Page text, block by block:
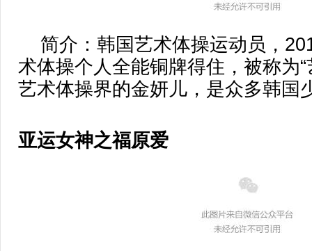
简介：韩国艺术体操运动员，
术体操个人全能铜牌得住，被称为
艺术体操界的金妍儿，是众多韩国
亚运女神之福原爱